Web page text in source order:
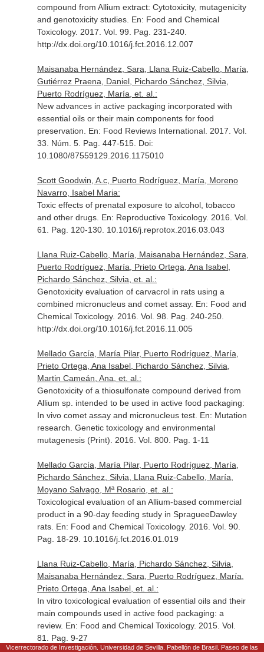
compound from Allium extract: Cytotoxicity, mutagenicity
and genotoxicity studies. En: Food and Chemical
Toxicology. 2017. Vol. 99. Pag. 231-240.
http://dx.doi.org/10.1016/j.fct.2016.12.007
Maisanaba Hernández, Sara, Llana Ruiz-Cabello, María,
Gutiérrez Praena, Daniel, Pichardo Sánchez, Silvia,
Puerto Rodríguez, María, et. al.:
New advances in active packaging incorporated with
essential oils or their main components for food
preservation. En: Food Reviews International. 2017. Vol.
33. Núm. 5. Pag. 447-515. Doi:
10.1080/87559129.2016.1175010
Scott Goodwin, A.c, Puerto Rodríguez, María, Moreno
Navarro, Isabel Maria:
Toxic effects of prenatal exposure to alcohol, tobacco
and other drugs. En: Reproductive Toxicology. 2016. Vol.
61. Pag. 120-130. 10.1016/j.reprotox.2016.03.043
Llana Ruiz-Cabello, María, Maisanaba Hernández, Sara,
Puerto Rodríguez, María, Prieto Ortega, Ana Isabel,
Pichardo Sánchez, Silvia, et. al.:
Genotoxicity evaluation of carvacrol in rats using a
combined micronucleus and comet assay. En: Food and
Chemical Toxicology. 2016. Vol. 98. Pag. 240-250.
http://dx.doi.org/10.1016/j.fct.2016.11.005
Mellado García, María Pilar, Puerto Rodríguez, María,
Prieto Ortega, Ana Isabel, Pichardo Sánchez, Silvia,
Martin Cameán, Ana, et. al.:
Genotoxicity of a thiosulfonate compound derived from
Allium sp. intended to be used in active food packaging:
In vivo comet assay and micronucleus test. En: Mutation
research. Genetic toxicology and environmental
mutagenesis (Print) . 2016. Vol. 800. Pag. 1-11
Mellado García, María Pilar, Puerto Rodríguez, María,
Pichardo Sánchez, Silvia, Llana Ruiz-Cabello, María,
Moyano Salvago, Mª Rosario, et. al.:
Toxicological evaluation of an Allium-based commercial
product in a 90-day feeding study in SpragueeDawley
rats. En: Food and Chemical Toxicology. 2016. Vol. 90.
Pag. 18-29. 10.1016/j.fct.2016.01.019
Llana Ruiz-Cabello, María, Pichardo Sánchez, Silvia,
Maisanaba Hernández, Sara, Puerto Rodríguez, María,
Prieto Ortega, Ana Isabel, et. al.:
In vitro toxicological evaluation of essential oils and their
main compounds used in active food packaging: a
review. En: Food and Chemical Toxicology. 2015. Vol.
81. Pag. 9-27
Vicerrectorado de Investigación. Universidad de Sevilla. Pabellón de Brasil. Paseo de las